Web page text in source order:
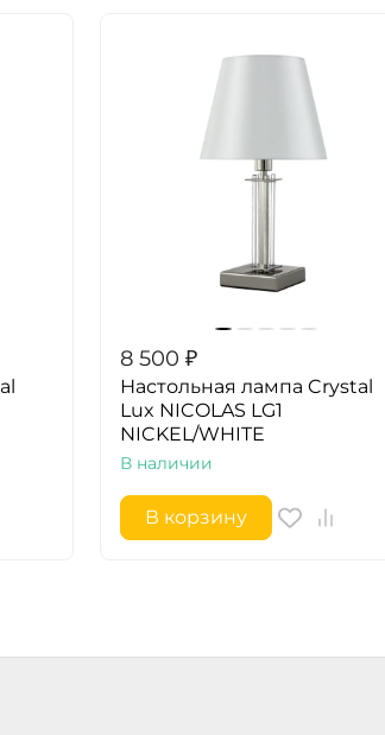
8 500 ₽
Настольная лампа Crystal
Lux NICOLAS LG1
NICKEL/WHITE
В наличии
В корзину